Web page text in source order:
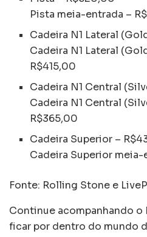
Pista meia-entrada –
Cadeira N1 Lateral
Cadeira N1 Lateral
R$415,00
Cadeira N1 Central
Cadeira N1 Central
R$365,00
Cadeira Superior –
Cadeira Superior meia-
Fonte: Rolling Stone e
Continue acompanhando o
ficar por dentro do mundo